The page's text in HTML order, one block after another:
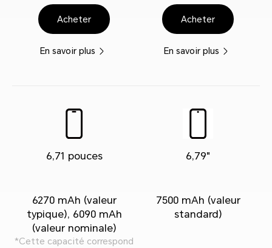
Acheter
En savoir plus
6,71 pouces
6270 mAh (valeur
typique), 6090 mAh
(valeur nominale)
*Cette capacité correspond
Acheter
En savoir plus
6,79"
7500 mAh (valeur
standard)